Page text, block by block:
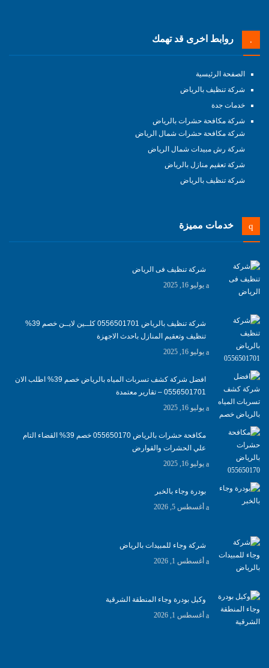
روابط اخرى قد تهمك
الصفحة الرئيسية
شركة تنظيف بالرياض
خدمات جدة
شركة مكافحة حشرات بالرياض
شركة مكافحة حشرات شمال الرياض
شركة رش مبيدات شمال الرياض
شركة تعقيم منازل بالرياض
شركة تنظيف بالرياض
خدمات مميزة
شركة تنظيف فى الرياض
يوليو 16, 2025
شركة تنظيف بالرياض 0556501701 كلــين لايــن خصم 39%
تنظيف وتعقيم المنازل باحدث الاجهزة
يوليو 16, 2025
افضل شركة كشف تسربات المياه بالرياض خصم 39% اطلب الان
0556501701‬‏ – تقارير معتمدة
يوليو 16, 2025
مكافحة حشرات بالرياض 055650170 خصم 39% القضاء التام
علي الحشرات والقوارض
يوليو 16, 2025
بودرة وجاء بالخبر
أغسطس 5, 2026
شركة وجاء للمبيدات بالرياض
أغسطس 1, 2026
وكيل بودرة وجاء المنطقة الشرقية
أغسطس 1, 2026